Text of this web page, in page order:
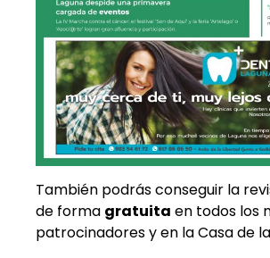
También podrás conseguir la
de forma gratuita en todos los
patrocinadores y en la Casa de